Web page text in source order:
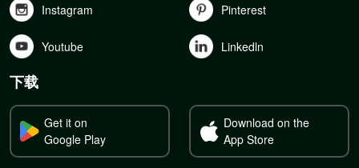
Instagram Pinterest
Youtube Linkedln
下载
Get it on
Google Play
Download on the
App Store